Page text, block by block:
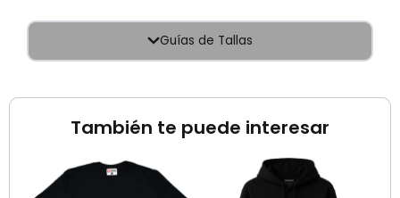
Guías de Tallas
También te puede interesar